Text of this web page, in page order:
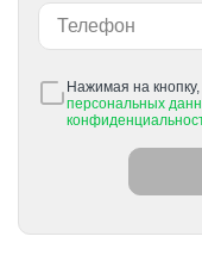
Нажимая на
персональных